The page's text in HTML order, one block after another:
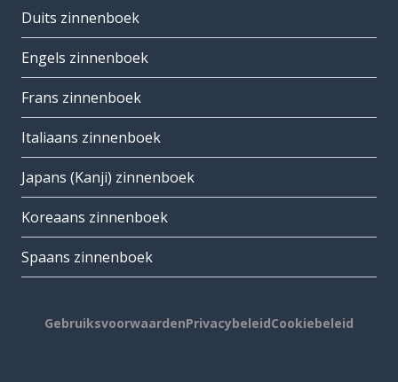
Duits zinnenboek
Engels zinnenboek
Frans zinnenboek
Italiaans zinnenboek
Japans (Kanji) zinnenboek
Koreaans zinnenboek
Spaans zinnenboek
GebruiksvoorwaardenPrivacybeleidCookiebeleid